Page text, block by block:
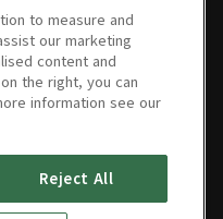
23회 24회
to measure and
our marketing
content and
the right, you can
information see our
Reject All